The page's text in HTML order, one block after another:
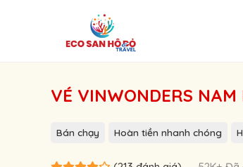
VÉ VINWONDERS NAM
Bán chạy Hoàn tiền nhanh chóng